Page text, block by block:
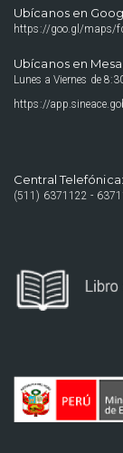
Ubícanos en
https://goo.gl/maps/
Ubícanos en
Lunes a Viernes de
https://
Central Telefónica:
(511) 6371122 -